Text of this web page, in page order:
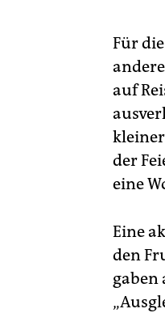
Für
auf
der
eine
Eine
den
gaben